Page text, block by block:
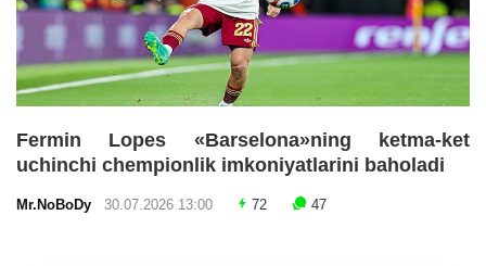
Fermin Lopes «Barselona»ning ketma-ket
uchinchi chempionlik imkoniyatlarini baholadi
Mr.NoBoDy 30.07.2026 13:00 72 47